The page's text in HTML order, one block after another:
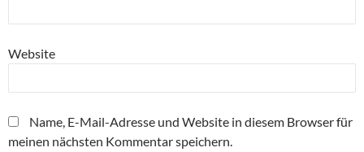
Website
Name, E-Mail-Adresse und Website in diesem Browser für
meinen nächsten Kommentar speichern.